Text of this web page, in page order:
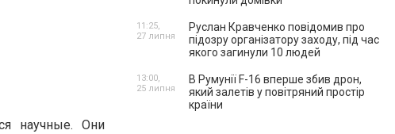
научные. Они
Руслан Кравченко повідомив про
підозру організатору заходу, під час
якого загинули 10 людей
11:25,
27 липня
В Румунії F-16 вперше збив дрон,
який залетів у повітряний простір
країни
13:00,
25 липня